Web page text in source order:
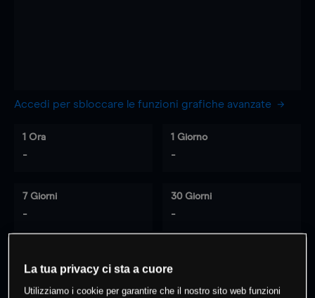
Accedi per sbloccare le funzioni grafiche avanzate
1 Ora
-
1 Giorno
-
7 Giorni
-
30 Giorni
-
0 % dei clienti hanno posizioni
questo prodotto
La tua privacy ci sta a cuore
Utilizziamo i cookie per garantire che il nostro sito web funzioni